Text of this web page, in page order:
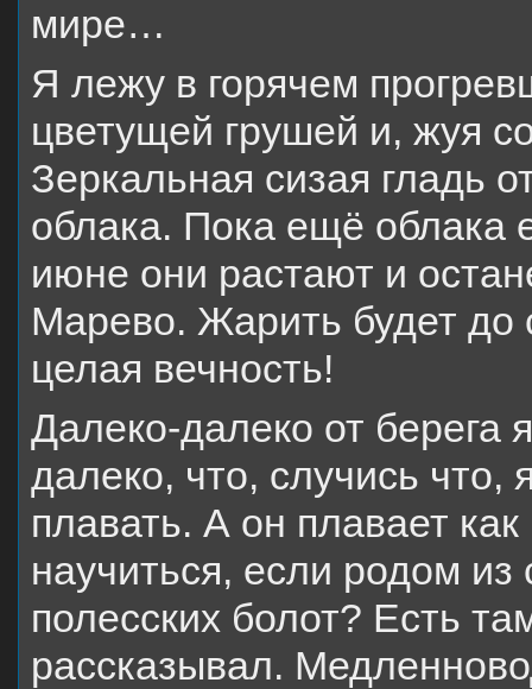
мире…
Я лежу в горячем
цветущей грушей и, жуя
Зеркальная сизая гладь
облака. Пока ещё облака
июне они растают и
Марево. Жарить будет до
целая вечность!
Далеко-далеко от берега
далеко, что, случись что,
плавать. А он плавает
научиться, если родом
полесских болот? Есть
рассказывал.